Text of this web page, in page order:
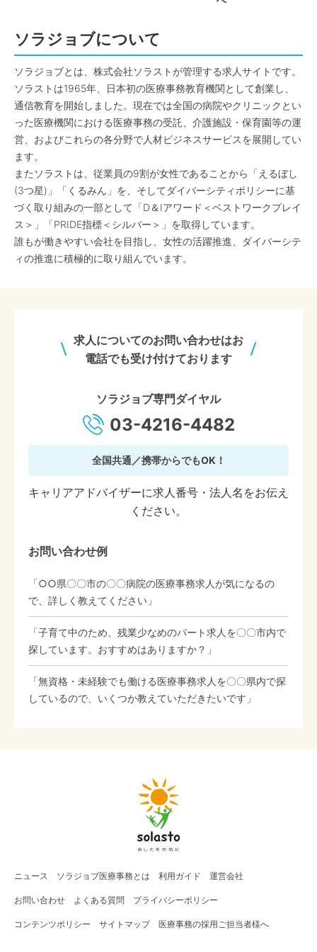
ソラジョブについて
ソラジョブとは、株式会社ソラストが管理する求人サイトです。
ソラストは1965年、日本初の医療事務教育機関として創業し、
通信教育を開始しました。現在では全国の病院やクリニックとい
った医療機関における医療事務の受託、介護施設・保育園等の運
営、およびこれらの各分野で人材ビジネスサービスを展開してい
ます。
またソラストは、従業員の9割が女性であることから「えるぼし
(3つ星)」「くるみん」を、そしてダイバーシティポリシーに基
づく取り組みの一部として「D＆Iアワード＜ベストワークプレイ
ス＞」「PRIDE指標＜シルバー＞」を取得しています。
誰もが働きやすい会社を目指し、女性の活躍推進、ダイバーシテ
ィの推進に積極的に取り組んでいます。
求人についてのお問い合わせはお
電話でも受け付けております
ソラジョブ専門ダイヤル
03-4216-4482
全国共通／携帯からでもOK！
キャリアアドバイザーに求人番号・法人名をお伝え
ください。
お問い合わせ例
「○○県〇〇市の〇〇病院の医療事務求人が気になるの
で、詳しく教えてください」
「子育て中のため、残業少なめのパート求人を〇〇市内で
探しています。おすすめはありますか？」
「無資格・未経験でも働ける医療事務求人を〇〇県内で探
しているので、いくつか教えていただきたいです」
ニュース ソラジョブ医療事務 とは 利用ガイド 運営会社
お問い合わせ よくある質問 プライバシーポリシー
コンテンツポリシー サイトマップ 医療事務の採用ご担当者様へ